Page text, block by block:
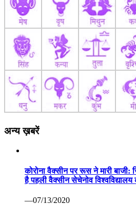
अन्य ख़बरें
कोरोना वैक्सीन पर रूस ने मारी
है पहली वैक्सीन सेचेनोव
—07/13/2020